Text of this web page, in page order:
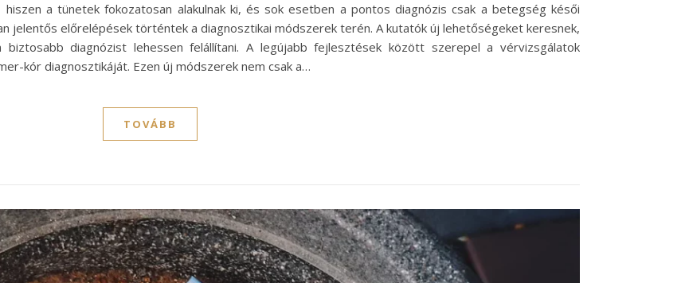
a tünetek fokozatosan alakulnak ki, és sok esetben a pontos diagnózis csak a betegség késői
jelentős előrelépések történtek a diagnosztikai módszerek terén. A kutatók új lehetőségeket keresnek,
diagnózist lehessen felállítani. A legújabb fejlesztések között szerepel a vérvizsgálatok
kór diagnosztikáját. Ezen új módszerek nem csak a…
TOVÁBB